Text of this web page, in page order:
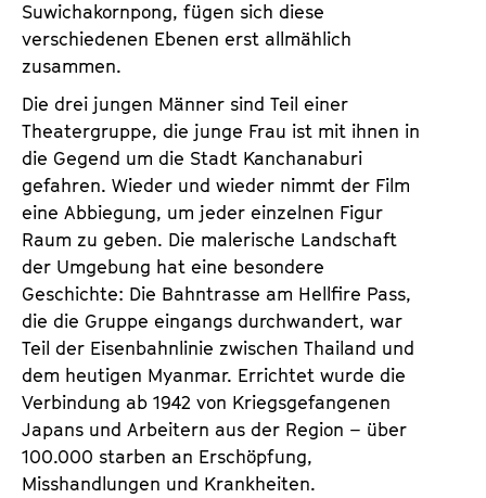
Suwichakornpong, fügen sich diese
verschiedenen Ebenen erst allmählich
zusammen.
Die drei jungen Männer sind Teil einer
Theatergruppe, die junge Frau ist mit ihnen in
die Gegend um die Stadt Kanchanaburi
gefahren. Wieder und wieder nimmt der Film
eine Abbiegung, um jeder einzelnen Figur
Raum zu geben. Die malerische Landschaft
der Umgebung hat eine besondere
Geschichte: Die Bahntrasse am Hellfire Pass,
die die Gruppe eingangs durchwandert, war
Teil der Eisenbahnlinie zwischen Thailand und
dem heutigen Myanmar. Errichtet wurde die
Verbindung ab 1942 von Kriegsgefangenen
Japans und Arbeitern aus der Region – über
100.000 starben an Erschöpfung,
Misshandlungen und Krankheiten.